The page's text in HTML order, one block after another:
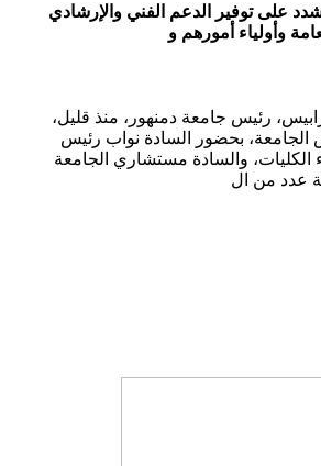
على توفير الدعم الفني والإرشادي
وأولياء أمورهم و
رئيس جامعة دمنهور، منذ قليل،
الجامعة، بحضور السادة نواب رئيس
الكليات، والسادة مستشاري الجامعة
عدد من ال